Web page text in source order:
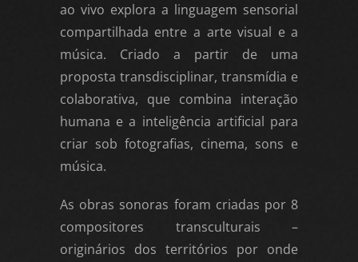
ao vivo explora a linguagem sensorial
compartilhada entre a arte visual e a
música. Criado a partir de uma
proposta transdisciplinar, transmídia e
colaborativa, que combina interação
humana e a inteligência artificial para
criar sob fotografias, cinema, sons e
música.
As obras sonoras foram criadas por 8
compositores transculturais –
originários dos territórios por onde